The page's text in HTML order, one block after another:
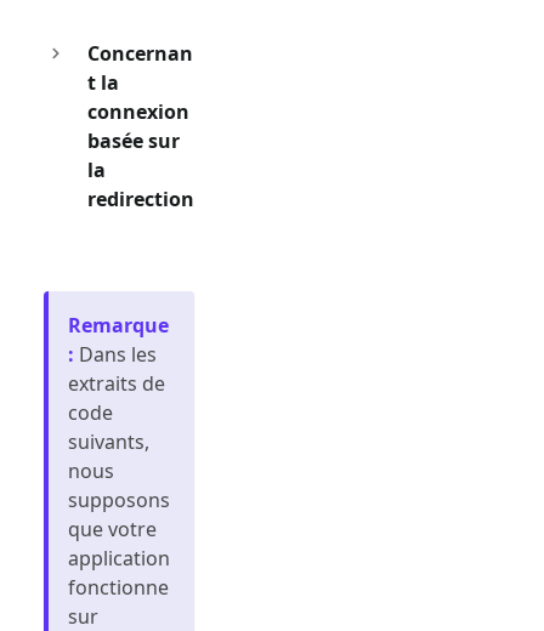
Concernan
t la
connexion
basée sur
la
redirection
Remarque
: Dans les
extraits de
code
suivants,
nous
supposons
que votre
application
fonctionne
sur